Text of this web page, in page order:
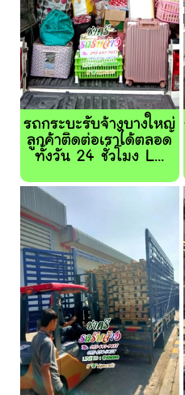
รถกระบะรับจ้างบางใหญ่
ลูกค้าติดต่อเราได้ตลอด
ทั้งวัน 24 ชั่วโมง L...